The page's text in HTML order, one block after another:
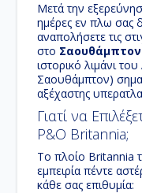
Μετά την
ημέρεςεν πλω σας
αναπολήσετε τις
στο Σαουθάμπτον
ιστορικό λιμάνι
Σαουθάμπτον)
αξέχαστης
Γιατί να
P&O Britannia;
Το πλοίο Britannia
εμπειρία πέντε
κάθε σας επιθυμία: